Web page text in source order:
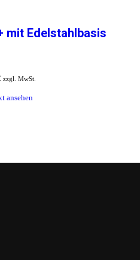
mit Edelstahlbasis
zzgl. MwSt.
ansehen